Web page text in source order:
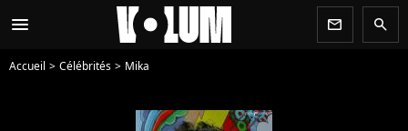
menu newsletter search
Accueil Célébrités Mika